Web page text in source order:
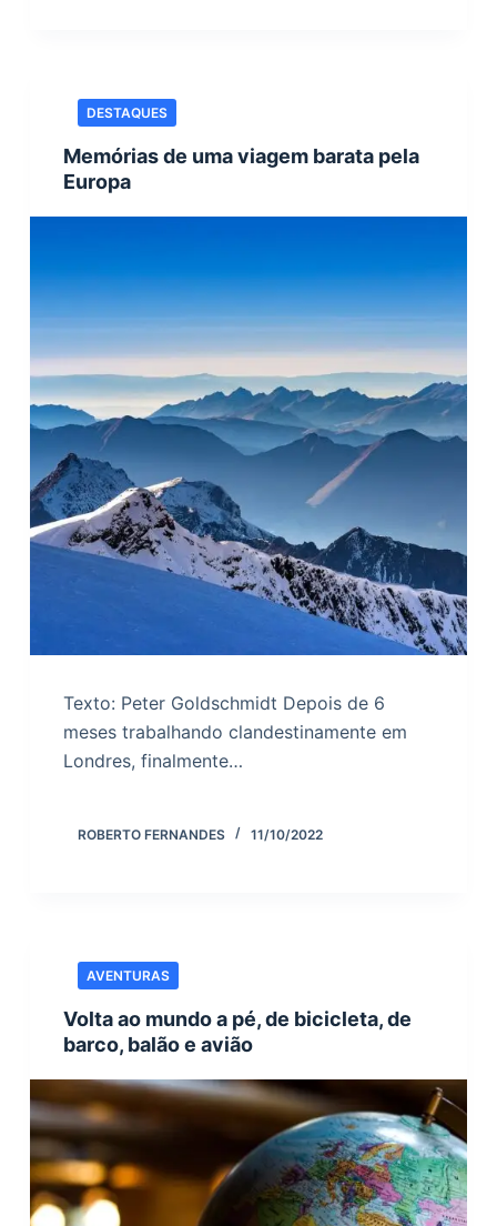
DESTAQUES
Memórias de uma viagem barata pela
Europa
Texto: Peter Goldschmidt Depois de 6
meses trabalhando clandestinamente em
Londres, finalmente…
ROBERTO FERNANDES 11/10/2022
AVENTURAS
Volta ao mundo a pé, de bicicleta, de
barco, balão e avião